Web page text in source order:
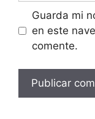
Guarda mi
en este
comente.